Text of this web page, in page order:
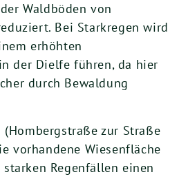
Waldböden von
Bei Starkregen wird
erhöhten
der Dielfe führen, da hier
durch Bewaldung
(Hombergstraße zur Straße
vorhandene Wiesenfläche
Regenfällen einen